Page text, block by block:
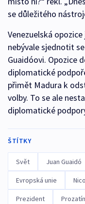
se důležitého
Venezuelská
nebývale sjednotit
Guaidóovi. Opozice
diplomatické
přimět Madura k
volby. To se ale
diplomatické
ŠTÍTKY
Svět Juan Guaidó
Evropská unie
Prezident